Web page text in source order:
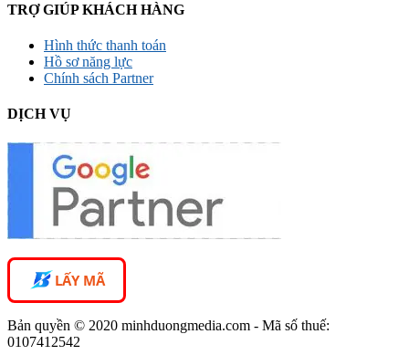
TRỢ GIÚP KHÁCH HÀNG
Hình thức thanh toán
Hồ sơ năng lực
Chính sách Partner
DỊCH VỤ
LẤY MÃ
Bản quyền © 2020 minhduongmedia.com - Mã số thuế:
0107412542